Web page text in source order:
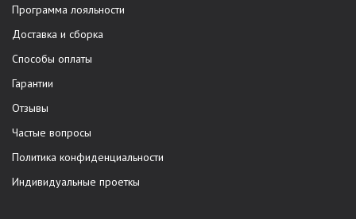
Программа лояльности
Доставка и сборка
Способы оплаты
Гарантии
Отзывы
Частые вопросы
Политика конфиденциальности
Индивидуальные проеткы